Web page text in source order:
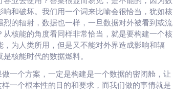
和破坏。我们用一个词来比喻会很恰当，犹如核
的辐射，数据也一样，一旦数据对外被看到或流
核能的角度看同样非常恰当，就是要构建一个核
为人类所用，但是又不能对外界造成影响和辐
核能时代的数据燃料。
一个方案，一定是构建是一个数据的密闭舱，让
一个根本性的目的和要求，而我们做的事情就是